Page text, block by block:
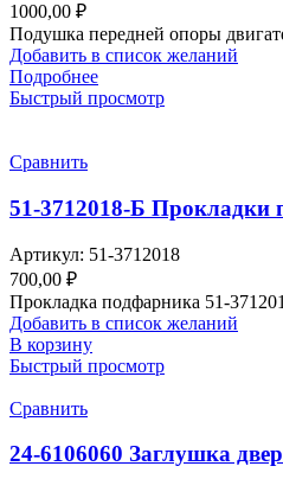
1000,00 ₽
Подушка передней опоры
Добавить в список желаний
Подробнее
Быстрый просмотр
Сравнить
51-3712018-Б Прокладки
Артикул: 51-3712018
700,00 ₽
Прокладка подфарника 51-
Добавить в список желаний
В корзину
Быстрый просмотр
Сравнить
24-6106060 Заглушка